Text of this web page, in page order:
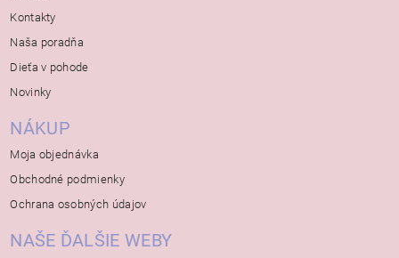
Kontakty
Naša poradňa
Dieťa v pohode
Novinky
NÁKUP
Moja objednávka
Obchodné podmienky
Ochrana osobných údajov
NAŠE ĎALŠIE WEBY